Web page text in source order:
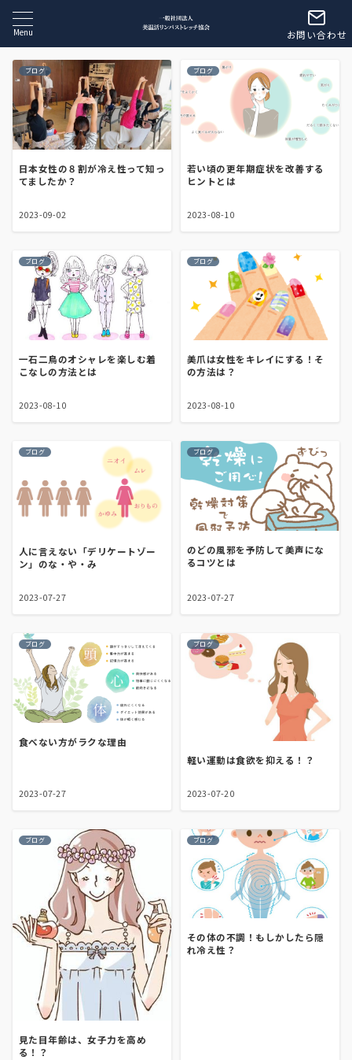
Menu お問い合わせ
ブログ
日本女性の８割が冷え性って知っ
てましたか？
2023-09-02
ブログ
若い頃の更年期症状を改善する
ヒントとは
2023-08-10
ブログ
一石二鳥のオシャレを楽しむ着
こなしの方法とは
2023-08-10
ブログ
美爪は女性をキレイにする！そ
の方法は？
2023-08-10
ブログ
人に言えない「デリケートゾー
ン」のな・や・み
2023-07-27
ブログ
のどの風邪を予防して美声にな
るコツとは
2023-07-27
ブログ
食べない方がラクな理由
2023-07-27
ブログ
軽い運動は食欲を抑える！？
2023-07-20
ブログ
見た目年齢は、女子力を高め
る！？
ブログ
その体の不調！もしかしたら隠
れ冷え性？